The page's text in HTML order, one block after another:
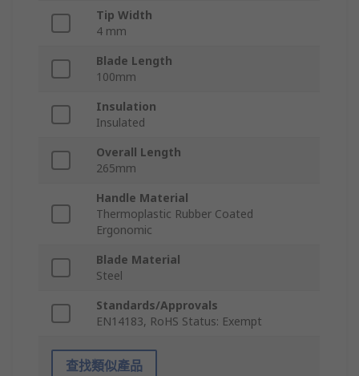
Tip Width
4 mm
Blade Length
100mm
Insulation
Insulated
Overall Length
265mm
Handle Material
Thermoplastic Rubber Coated
Ergonomic
Blade Material
Steel
Standards/Approvals
EN14183, RoHS Status: Exempt
查找類似產品